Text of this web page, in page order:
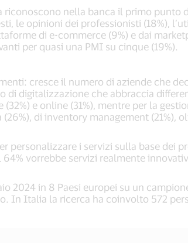
nella banca il primo punto
le opinioni dei professionisti (18%),
di e-commerce (9%) e dai
per quasi una PMI su cinque (19%).
cresce il numero di aziende che
digitalizzazione che abbraccia
e online (31%), mentre per la
di inventory management (21%),
personalizzare i servizi sulla base dei
vorrebbe servizi realmente
2024 in 8 Paesi europei su un
In Italia la ricerca ha coinvolto 572